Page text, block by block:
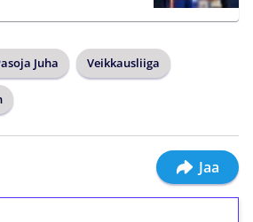
Juha Veikkausliiga
Jaa